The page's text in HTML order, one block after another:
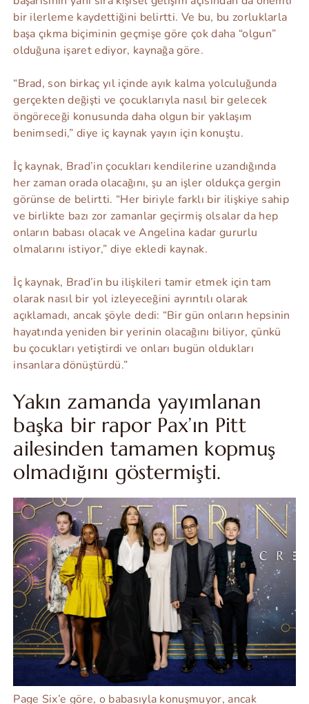
bir ilerleme kaydettiğini belirtti. Ve bu, bu zorluklarla
başa çıkma biçiminin geçmişe göre çok daha “olgun”
olduğuna işaret ediyor, kaynağa göre.
“Brad, son birkaç yıl içinde ayık kalma yolculuğunda
gerçekten değişti ve çocuklarıyla nasıl bir gelecek
öngöreceği konusunda daha olgun bir yaklaşım
benimsedi,” diye iç kaynak yayın için konuştu.
İç kaynak, Brad’in çocukları kendilerine uzandığında
her zaman orada olacağını, şu an işler oldukça gergin
görünse de belirtti. “Her biriyle farklı bir ilişkiye sahip
ve birlikte bazı zor zamanlar geçirmiş olsalar da hep
onların babası olacak ve Angelina kadar gururlu
olmalarını istiyor,” diye ekledi kaynak.
İç kaynak, Brad’in bu ilişkileri tamir etmek için tam
olarak nasıl bir yol izleyeceğini ayrıntılı olarak
açıklamadı, ancak şöyle dedi: “Bir gün onların hepsinin
hayatında yeniden bir yerinin olacağını biliyor, çünkü
bu çocukları yetiştirdi ve onları bugün oldukları
insanlara dönüştürdü.”
Yakın zamanda yayımlanan
başka bir rapor Pax’ın Pitt
ailesinden tamamen kopmuş
olmadığını göstermişti.
Page Six’e göre, o babasıyla konuşmuyor, ancak